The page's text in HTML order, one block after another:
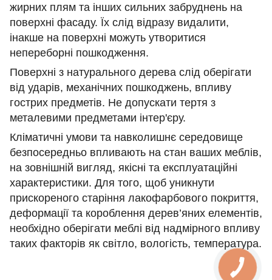
жирних плям та інших сильних забруднень на
поверхні фасаду. Їх слід відразу видалити,
інакше на поверхні можуть утворитися
непереборні пошкодження.
Поверхні з натурального дерева слід оберігати
від ударів, механічних пошкоджень, впливу
гострих предметів. Не допускати тертя з
металевими предметами інтер'єру.
Кліматичні умови та навколишнє середовище
безпосередньо впливають на стан ваших меблів,
на зовнішній вигляд, якісні та експлуатаційні
характеристики. Для того, щоб уникнути
прискореного старіння лакофарбового покриття,
деформації та короблення дерев’яних елементів,
необхідно оберігати меблі від надмірного впливу
таких факторів як світло, вологість, температура.